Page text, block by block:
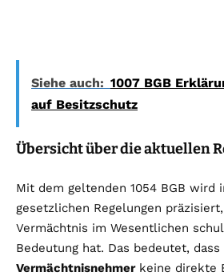
Siehe auch: 1007 BGB
auf Besitzschutz
Übersicht über die aktuellen
Mit dem geltenden 1054 BGB wird
gesetzlichen Regelungen
Vermächtnis im Wesentlichen
Bedeutung hat. Das bedeutet, dass
Vermächtnisnehmerkeine direkte